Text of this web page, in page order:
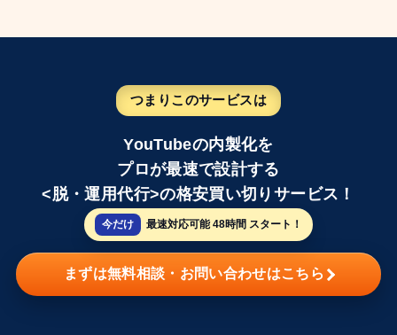
つまりこのサービスは
YouTubeの内製化を
プロが最速で設計する
<脱・運用代行>の格安買い切りサービス！
今だけ 最速対応可能 48時間 スタート！
まずは無料相談・お問い合わせはこちら